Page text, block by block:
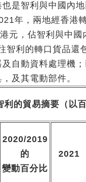
是智利與中國內
年，兩地經香港
元，佔智利與中國
智利的轉口貨品還
自動資料處理機
及其電動部件。
利的貿易摘要（以
2020/2019
的
變動百分比
2021